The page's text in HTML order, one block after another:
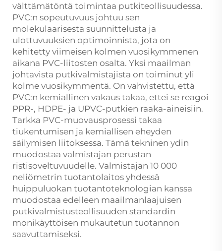
välttämätöntä toimintaa putkiteollisuudessa.
PVC:n sopeutuvuus johtuu sen
molekulaarisesta suunnittelusta ja
ulottuvuuksien optimoinnista, jota on
kehitetty viimeisen kolmen vuosikymmenen
aikana PVC-liitosten osalta. Yksi maailman
johtavista putkivalmistajista on toiminut yli
kolme vuosikymmentä. On vahvistettu, että
PVC:n kemiallinen vakaus takaa, ettei se reagoi
PPR-, HDPE- ja UPVC-putkien raaka-aineisiin.
Tarkka PVC-muovausprosessi takaa
tiukentumisen ja kemiallisen eheyden
säilymisen liitoksessa. Tämä tekninen ydin
muodostaa valmistajan perustan
ristisoveltuvuudelle. Valmistajan 10 000
neliömetrin tuotantolaitos yhdessä
huippuluokan tuotantoteknologian kanssa
muodostaa edelleen maailmanlaajuisen
putkivalmistusteollisuuden standardin
monikäyttöisen mukautetun tuotannon
saavuttamiseksi.